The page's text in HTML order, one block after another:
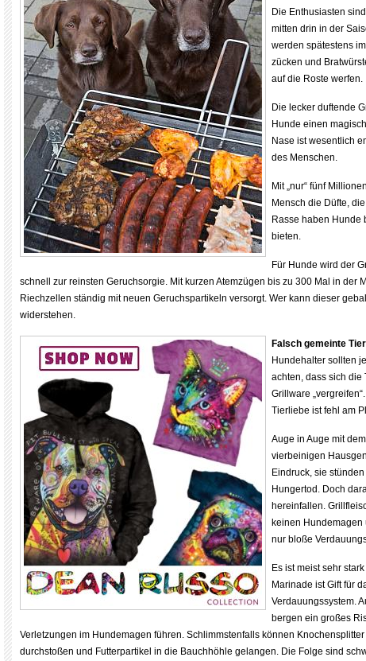
Die Enthusiasten
mitten drin in der
werden spätestens
zücken und
auf die Roste werfen.
Die lecker duftende
Hunde einen
Nase ist wesentlich
des Menschen.
Mit „nur“ fünf
Mensch die Düfte,
Rasse haben Hunde
bieten.
Für Hunde wird der
schnell zur reinsten Geruchsorgie. Mit kurzen Atemzügen bis zu 300 Mal in der
Riechzellen ständig mit neuen Geruchspartikeln versorgt. Wer kann dieser
widerstehen.
Falsch gemeinte
Hundehalter sollten
achten, dass sich die
Grillware
Tierliebe ist fehl am
Auge in Auge mit
vierbeinigen
Eindruck, sie
Hungertod. Doch
hereinfallen.
keinen Hundemagen
nur bloße
Es ist meist sehr
Marinade ist Gift für
Verdauungssystem.
bergen ein großes
Verletzungen im Hundemagen führen. Schlimmstenfalls können
durchstoßen und Futterpartikel in die Bauchhöhle gelangen. Die Folge sind